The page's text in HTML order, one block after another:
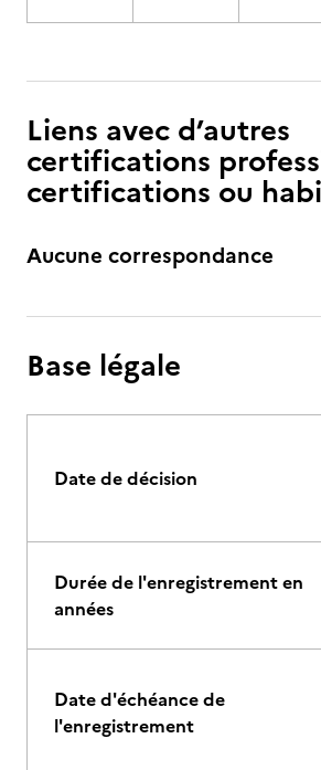
Liens avec d’autres
certifications
certifications ou
Aucune correspondance
Base légale
Date de décision
Durée de l'enregistrement en
années
Date d'échéance de
l'enregistrement